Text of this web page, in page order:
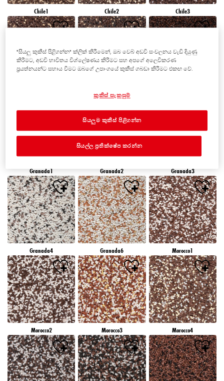
Chile1 Chile2 Chile3
Chile5
Granada1 Granada2 Granada3
Granada4 Granada6 Morocco1
Morocco2 Morocco3 Morocco4
"සියලු කුකීස් පිළිගන්න" ක්ලික් කිරීමෙන්, ඔබ වෙබ් අඩවි සංචලනය වැඩි දියුණු
කිරීමට, අඩවි භාවිතය විශ්ලේෂණය කිරීමට සහ අපගේ අලෙවිකරණ
ප්‍රයත්නයන්ට සහාය වීමට ඔබගේ උපාංගයේ කුකීස් ගබඩා කිරීමට එකඟ වේ.
කුකීස් සැකසුම්
සියල්ල ප්‍රතික්ෂේප කරන්න
සියලුම කුකීස් පිළිගන්න